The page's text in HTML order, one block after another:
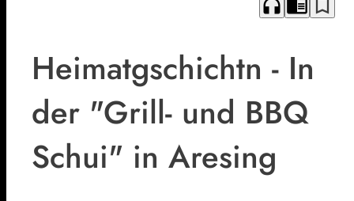
headphones chrome_reader_mode bookmark_border
Heimatgschichtn - In
der "Grill- und BBQ
Schui" in Aresing